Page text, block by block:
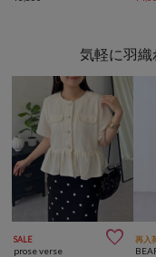
気軽に羽織
SALE 
prose verse
再入